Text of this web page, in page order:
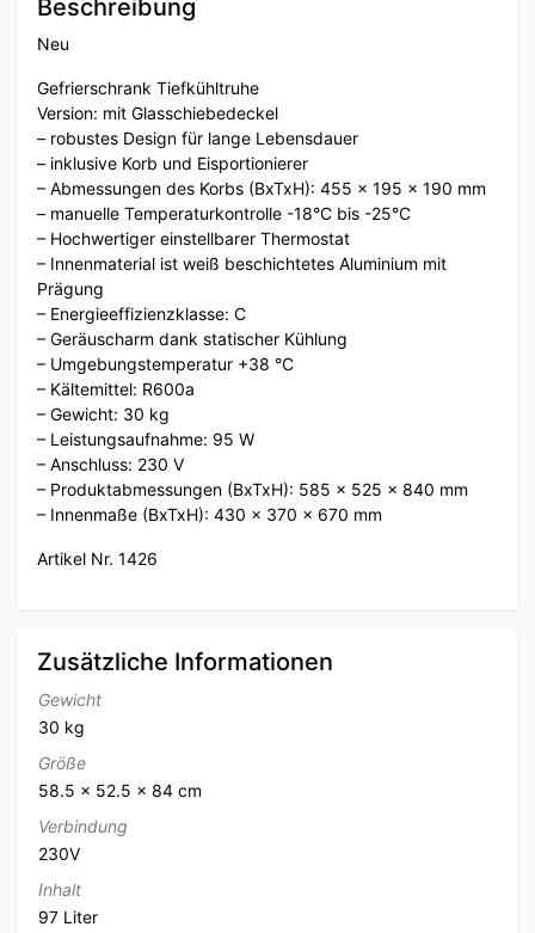
Beschreibung
Neu
Gefrierschrank Tiefkühltruhe
Version: mit Glasschiebedeckel
– robustes Design für lange Lebensdauer
– inklusive Korb und Eisportionierer
– Abmessungen des Korbs (BxTxH): 455 x 195 x 190 mm
– manuelle Temperaturkontrolle -18°C bis -25°C
– Hochwertiger einstellbarer Thermostat
– Innenmaterial ist weiß beschichtetes Aluminium mit
Prägung
– Energieeffizienzklasse: C
– Geräuscharm dank statischer Kühlung
– Umgebungstemperatur +38 °C
– Kältemittel: R600a
– Gewicht: 30 kg
– Leistungsaufnahme: 95 W
– Anschluss: 230 V
– Produktabmessungen (BxTxH): 585 x 525 x 840 mm
– Innenmaße (BxTxH): 430 x 370 x 670 mm
Artikel Nr. 1426
Zusätzliche Informationen
Gewicht
30 kg
Größe
58.5 × 52.5 × 84 cm
Verbindung
230V
Inhalt
97 Liter